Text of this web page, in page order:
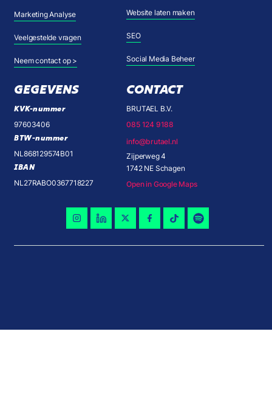
Marketing Analyse
Veelgestelde vragen
Neem contact op >
Website laten maken
SEO
Social Media Beheer
GEGEVENS
KVK-nummer
97603406
BTW-nummer
NL868129574B01
IBAN
NL27RABO0367718227
CONTACT
BRUTAEL B.V.
085 124 9188
info@brutael.nl
Zijperweg 4
1742 NE Schagen
Open in Google Maps